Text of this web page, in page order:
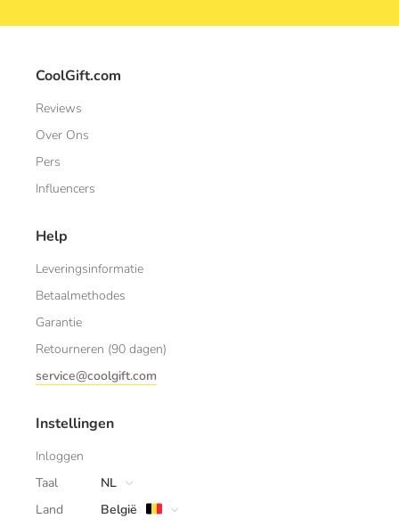
CoolGift.com
Reviews
Over Ons
Pers
Influencers
Help
Leveringsinformatie
Betaalmethodes
Garantie
Retourneren (90 dagen)
service@coolgift.com
Instellingen
Inloggen
Taal
NL
Land
België